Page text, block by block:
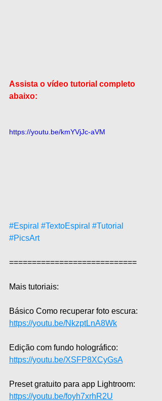
Assista o vídeo tutorial completo
abaixo:
https://youtu.be/kmYVjJc-aVM
#Espiral #TextoEspiral #Tutorial
#PicsArt
============================
Mais tutoriais:
Básico Como recuperar foto escura:
https://youtu.be/NkzptLnA8Wk
Edição com fundo holográfico:
https://youtu.be/XSFP8XCyGsA
Preset gratuito para app Lightroom:
https://youtu.be/foyh7xrhR2U